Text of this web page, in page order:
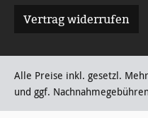
Vertrag widerrufen
Alle Preise inkl. gesetzl.
und ggf.